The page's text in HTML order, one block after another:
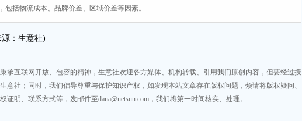
包括物流成本、品牌价差、区域价差等因素。
：生意社)
秉承互联网开放、包容的精神，生意社欢迎各方媒体、机构转载、引用我们原创内容，但要经过授
意社；同时，我们倡导尊重与保护知识产权，如发现本站文章存在版权问题，烦请将版权疑问、
证明、联系方式等，发邮件至dana@netsun.com，我们将第一时间核实、处理。